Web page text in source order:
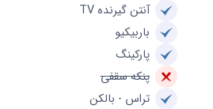
آنتن گیرنده TV
باربیکیو
پارکینگ
پنکه سقفی
تراس - بالکن